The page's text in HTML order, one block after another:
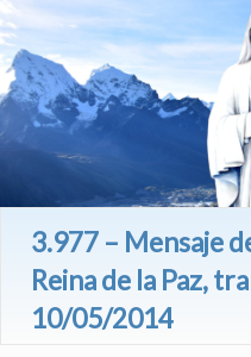
3.977 – Mensaje
Reina de la Paz,
10/05/2014